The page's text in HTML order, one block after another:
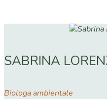
SABRINA
Biologa ambientale